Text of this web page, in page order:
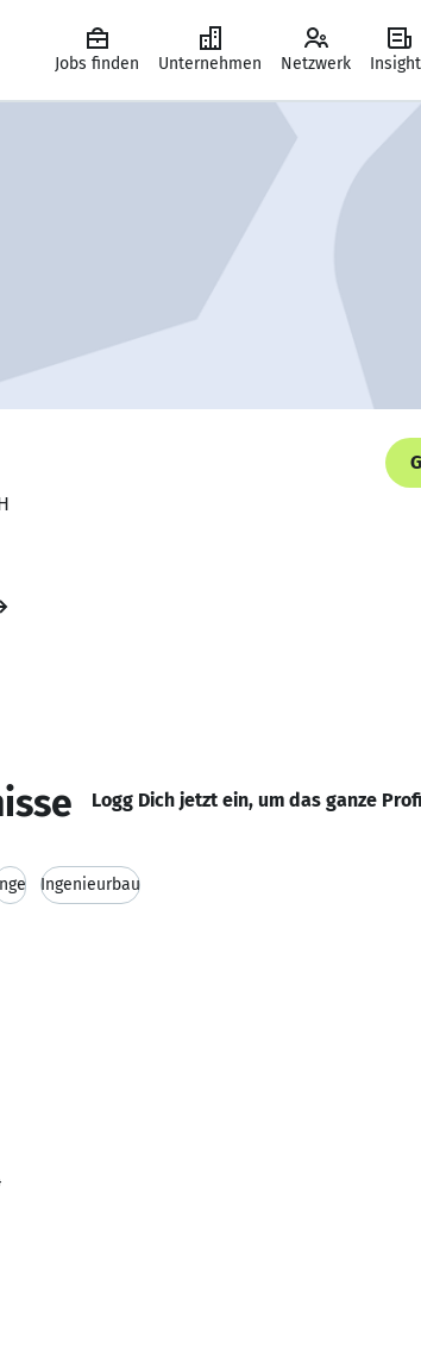
Jobs finden Unternehmen Netzwerk
Logg Dich jetzt ein, um das ganze
Ingenieurbau